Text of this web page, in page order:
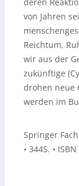
von Jahren
Reichtum,
wir aus der
zukünftige
drohen neue
werden im
Springer
• 344S. •